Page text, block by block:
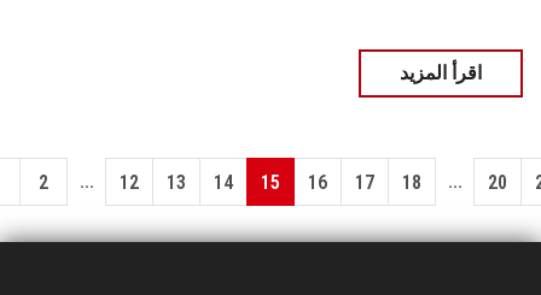
اقرأ المزيد
2 ... 12 13 14 15 16 17 18 ... 20